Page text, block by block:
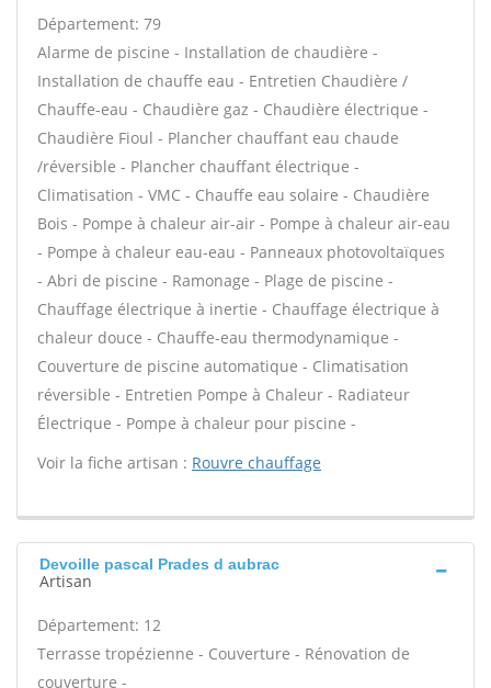
Département: 79
Alarme de piscine - Installation de chaudière -
Installation de chauffe eau - Entretien Chaudière /
Chauffe-eau - Chaudière gaz - Chaudière électrique -
Chaudière Fioul - Plancher chauffant eau chaude
/réversible - Plancher chauffant électrique -
Climatisation - VMC - Chauffe eau solaire - Chaudière
Bois - Pompe à chaleur air-air - Pompe à chaleur air-eau
- Pompe à chaleur eau-eau - Panneaux photovoltaïques
- Abri de piscine - Ramonage - Plage de piscine -
Chauffage électrique à inertie - Chauffage électrique à
chaleur douce - Chauffe-eau thermodynamique -
Couverture de piscine automatique - Climatisation
réversible - Entretien Pompe à Chaleur - Radiateur
Électrique - Pompe à chaleur pour piscine -
Voir la fiche artisan : Rouvre chauffage
Devoille pascal Prades d aubrac
Artisan
Département: 12
Terrasse tropézienne - Couverture - Rénovation de
couverture -